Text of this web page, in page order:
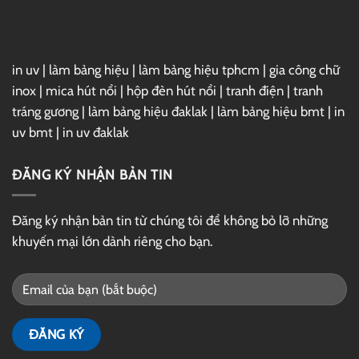
in uv | làm bảng hiệu | làm bảng hiệu tphcm | gia công chữ
inox | mica hút nổi | hộp đèn hút nổi | tranh điện | tranh
tráng gương | làm bảng hiệu đaklak | làm bảng hiệu bmt | in
uv bmt | in uv đaklak
ĐĂNG KÝ NHẬN BẢN TIN
Đăng ký nhận bản tin từ chúng tôi để không bỏ lỡ những
khuyến mại lớn dành riêng cho bạn.